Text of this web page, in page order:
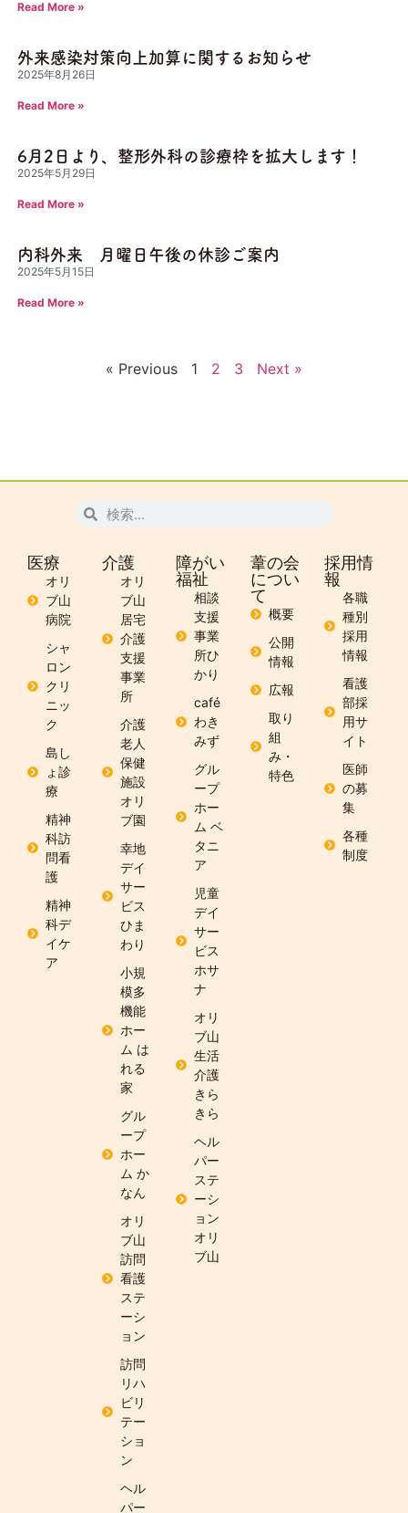
Read More »
外来感染対策向上加算に関するお知らせ
2025年8月26日
Read More »
6月2日より、整形外科の診療枠を拡大します！
2025年5月29日
Read More »
内科外来 月曜日午後の休診ご案内
2025年5月15日
Read More »
« Previous 1 2 3 Next »
医療
オリ
ブ山
病院
シャ
ロン
クリ
ニッ
ク
島し
ょ診
療
精神
科訪
問看
護
精神
科デ
イケ
ア
介護
オリ
ブ山
居宅
介護
支援
事業
所
介護
老人
保健
施設
オリ
ブ園
幸地
デイ
サー
ビス
ひま
わり
小規
模多
機能
ホー
ム は
れる
家
グル
ープ
ホー
ム か
なん
オリ
ブ山
訪問
看護
ステ
ーシ
ョン
訪問
リハ
ビリ
テー
ショ
ン
ヘル
パー
障がい
福祉
相談
支援
事業
所ひ
かり
café
わき
みず
グル
ープ
ホー
ム ベ
タニ
ア
児童
デイ
サー
ビス
ホサ
ナ
オリ
ブ山
生活
介護
きら
きら
ヘル
パー
ステ
ーシ
ョン
オリ
ブ山
葦の会
につい
て
概要
公開
情報
広報
取り
組
み・
特色
採用情
報
各職
種別
採用
情報
看護
部採
用サ
イト
医師
の募
集
各種
制度